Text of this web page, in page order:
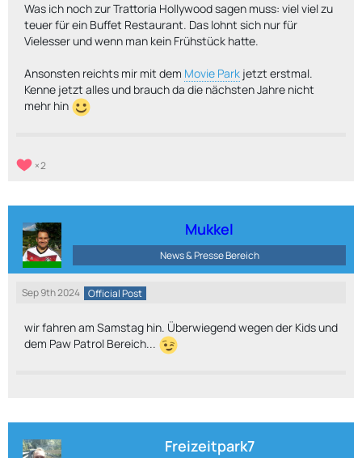
Was ich noch zur Trattoria Hollywood sagen muss: viel viel zu
teuer für ein Buffet Restaurant. Das lohnt sich nur für
Vielesser und wenn man kein Frühstück hatte.
Ansonsten reichts mir mit dem Movie Park jetzt erstmal.
Kenne jetzt alles und brauch da die nächsten Jahre nicht
mehr hin
2
Mukkel
News & Presse Bereich
Sep 9th 2024 Official Post
wir fahren am Samstag hin. Überwiegend wegen der Kids und
dem Paw Patrol Bereich...
Freizeitpark7